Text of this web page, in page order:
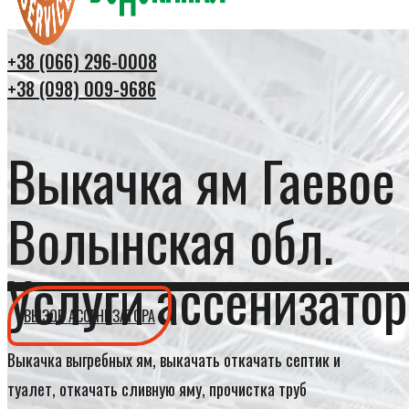
+38 (066) 296-0008
+38 (098) 009-9686
Выкачка ям Гаевое
Волынская обл.
Услуги
ВЫЗОВ АССЕНИЗАТОРА
Выкачка выгребных ям, выкачать откачать септик и
туалет, откачать сливную яму, прочистка труб